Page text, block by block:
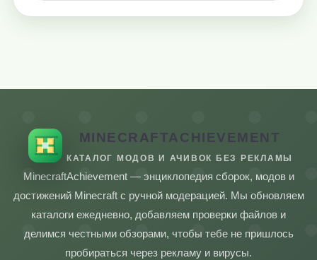
MINECRAFTACHIEVEMENT
КАТАЛОГ МОДОВ И АЧИВОК БЕЗ РЕКЛАМЫ
MinecraftAchievement — энциклопедия сборок, модов и
достижений Minecraft с ручной модерацией. Мы обновляем
каталоги ежедневно, добавляем проверки файлов и
делимся честными обзорами, чтобы тебе не пришлось
пробираться через рекламу и вирусы.